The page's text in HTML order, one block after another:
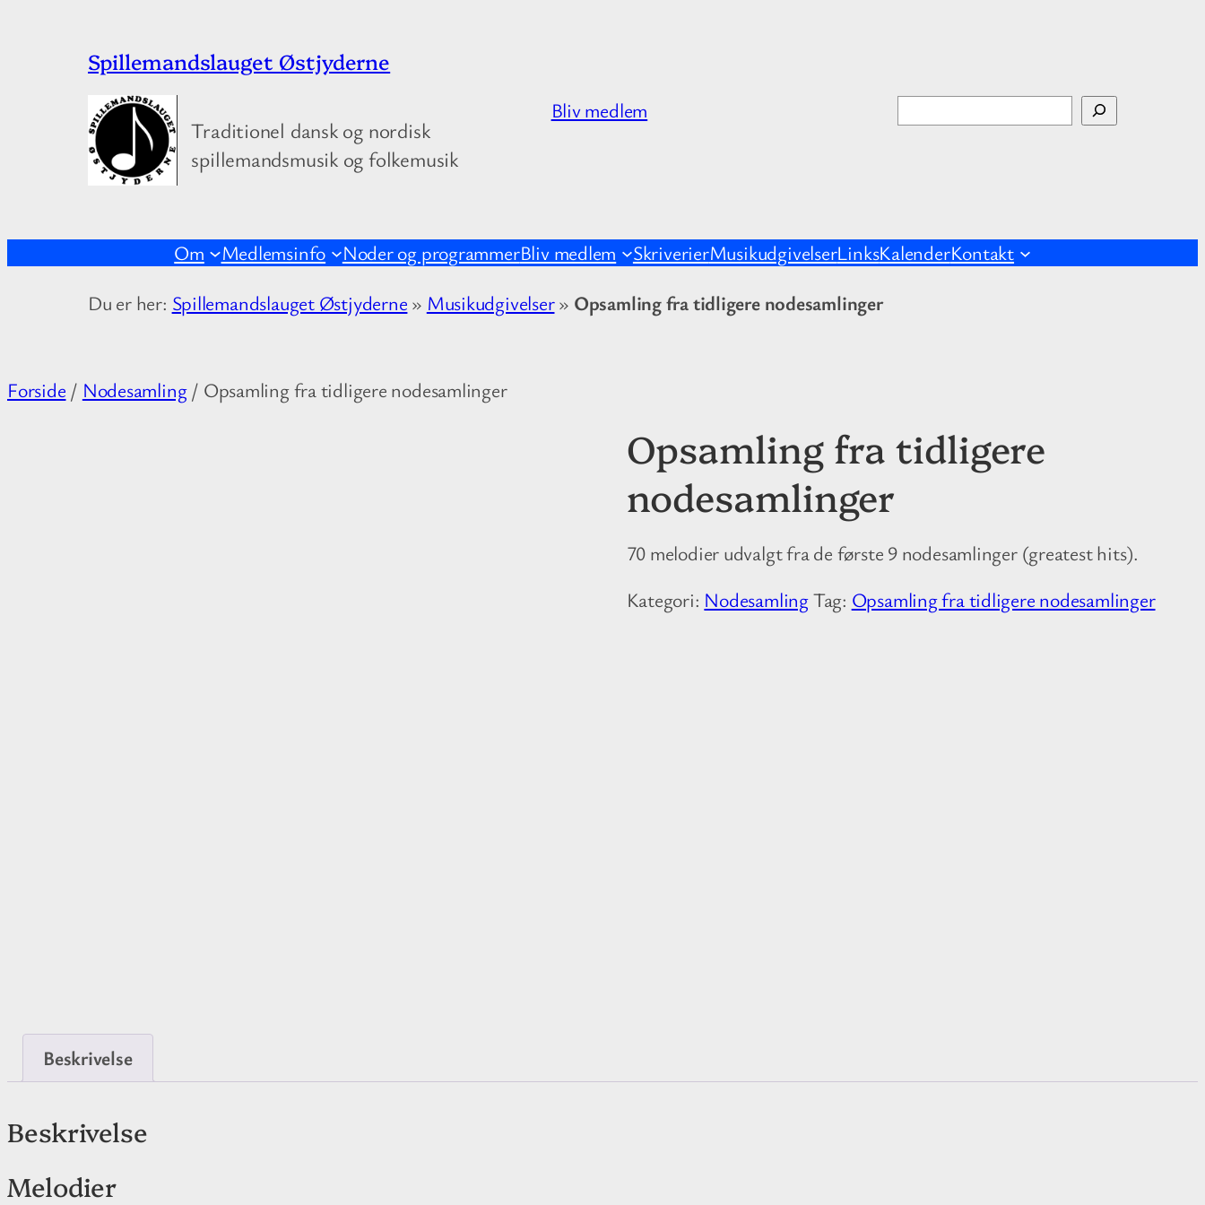
Spillemandslauget Østjyderne
Traditionel dansk og nordisk
spillemandsmusik og folkemusik
Bliv medlem
Om Medlemsinfo Noder og programmerBliv medlem SkriverierMusikudgivelserLinksKalenderKontakt
Du er her: Spillemandslauget Østjyderne » Musikudgivelser» Opsamling fra tidligere nodesamlinger
Forside / Nodesamling/ Opsamling fra tidligere nodesamlinger
Opsamling fra tidligere
nodesamlinger
70 melodier udvalgt fra de første 9 nodesamlinger (greatest hits).
Kategori: NodesamlingTag: Opsamling fra tidligere nodesamlinger
Beskrivelse
Beskrivelse
Melodier